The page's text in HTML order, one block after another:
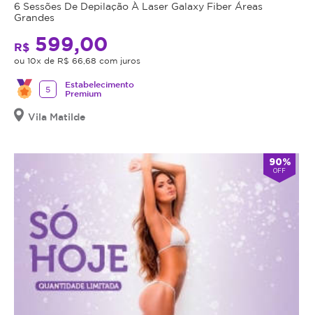
6 Sessões De Depilação À Laser Galaxy Fiber Áreas
Grandes
R$ 599,00
ou 10x de R$ 66,68 com juros
5
Estabelecimento
Premium
Vila Matilde
90%
OFF